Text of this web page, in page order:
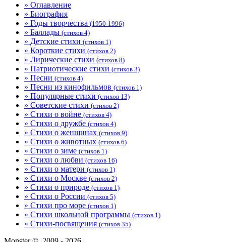
» Оглавление
» Биография
» Годы творчества (1950-1996)
» Баллады (стихов 4)
» Детские стихи (стихов 1)
» Короткие стихи (стихов 2)
» Лирические стихи (стихов 8)
» Патриотические стихи (стихов 3)
» Песни (стихов 4)
» Песни из кинофильмов (стихов 1)
» Популярные стихи (стихов 13)
» Советские стихи (стихов 2)
» Стихи о войне (стихов 4)
» Стихи о дружбе (стихов 4)
» Стихи о женщинах (стихов 9)
» Стихи о животных (стихов 6)
» Стихи о зиме (стихов 1)
» Стихи о любви (стихов 16)
» Стихи о матери (стихов 1)
» Стихи о Москве (стихов 2)
» Стихи о природе (стихов 1)
» Стихи о России (стихов 5)
» Стихи про море (стихов 1)
» Стихи школьной программы (стихов 1)
» Стихи-посвящения (стихов 35)